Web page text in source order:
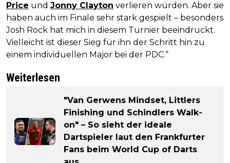
Price und Jonny Clayton verlieren würden. Aber sie
haben auch im Finale sehr stark gespielt – besonders
Josh Rock hat mich in diesem Turnier beeindruckt.
Vielleicht ist dieser Sieg für ihn der Schritt hin zu
einem individuellen Major bei der PDC.“
Weiterlesen
"Van Gerwens Mindset, Littlers
Finishing und Schindlers Walk-
on" – So sieht der ideale
Dartspieler laut den Frankfurter
Fans beim World Cup of Darts